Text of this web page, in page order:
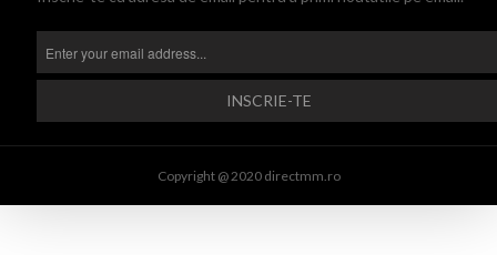
Copyright @ 2020 directmm.ro